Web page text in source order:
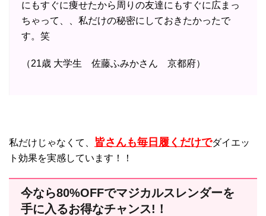
にもすぐに痩せたから周りの友達にもすぐに広まっ
ちゃって、、私だけの秘密にしておきたかったで
す。笑
（21歳 大学生 佐藤ふみかさん 京都府）
私だけじゃなくて、 皆さんも毎日履くだけでダイエッ
ト効果を実感しています！！
今なら80%OFFでマジカルスレンダーを
手に入るお得なチャンス!！